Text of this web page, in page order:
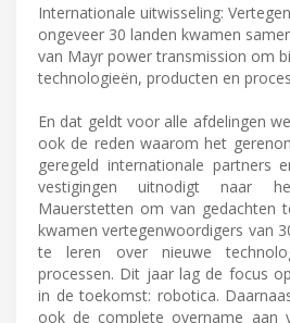
Internationale uitwisseling:
ongeveer 30 landen kwamen
van Mayr power transmission om
technologieën, producten en
En dat geldt voor alle afdelingen
ook de reden waarom het
geregeld internationale partners
vestigingen uitnodigt naar
Mauerstetten om van gedachten
kwamen vertegenwoordigers van
te leren over nieuwe
processen. Dit jaar lag de focus
in de toekomst: robotica.
ook de complete overname aan